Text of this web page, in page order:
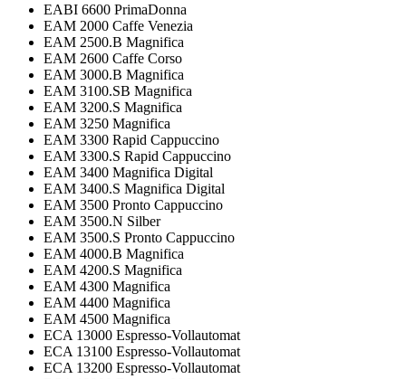
EABI 6600 PrimaDonna
EAM 2000 Caffe Venezia
EAM 2500.B Magnifica
EAM 2600 Caffe Corso
EAM 3000.B Magnifica
EAM 3100.SB Magnifica
EAM 3200.S Magnifica
EAM 3250 Magnifica
EAM 3300 Rapid Cappuccino
EAM 3300.S Rapid Cappuccino
EAM 3400 Magnifica Digital
EAM 3400.S Magnifica Digital
EAM 3500 Pronto Cappuccino
EAM 3500.N Silber
EAM 3500.S Pronto Cappuccino
EAM 4000.B Magnifica
EAM 4200.S Magnifica
EAM 4300 Magnifica
EAM 4400 Magnifica
EAM 4500 Magnifica
ECA 13000 Espresso-Vollautomat
ECA 13100 Espresso-Vollautomat
ECA 13200 Espresso-Vollautomat